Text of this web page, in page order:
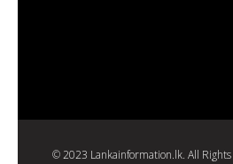
© 2023 Lankainformation.lk. All